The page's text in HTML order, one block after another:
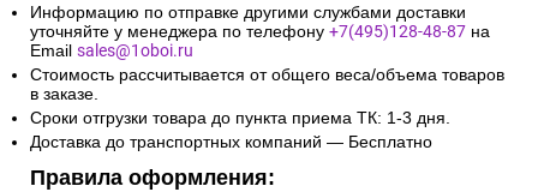
Информацию по отправке другими службами доставки
уточняйте у менеджера по телефону +7(495)128-48-87 на
Email sales@1oboi.ru
Стоимость рассчитывается от общего веса/объема товаров
в заказе.
Сроки отгрузки товара до пункта приема ТК: 1-3 дня.
Доставка до транспортных компаний — Бесплатно
Правила оформления: